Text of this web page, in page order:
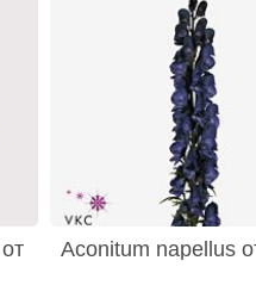
Aconitum napellus